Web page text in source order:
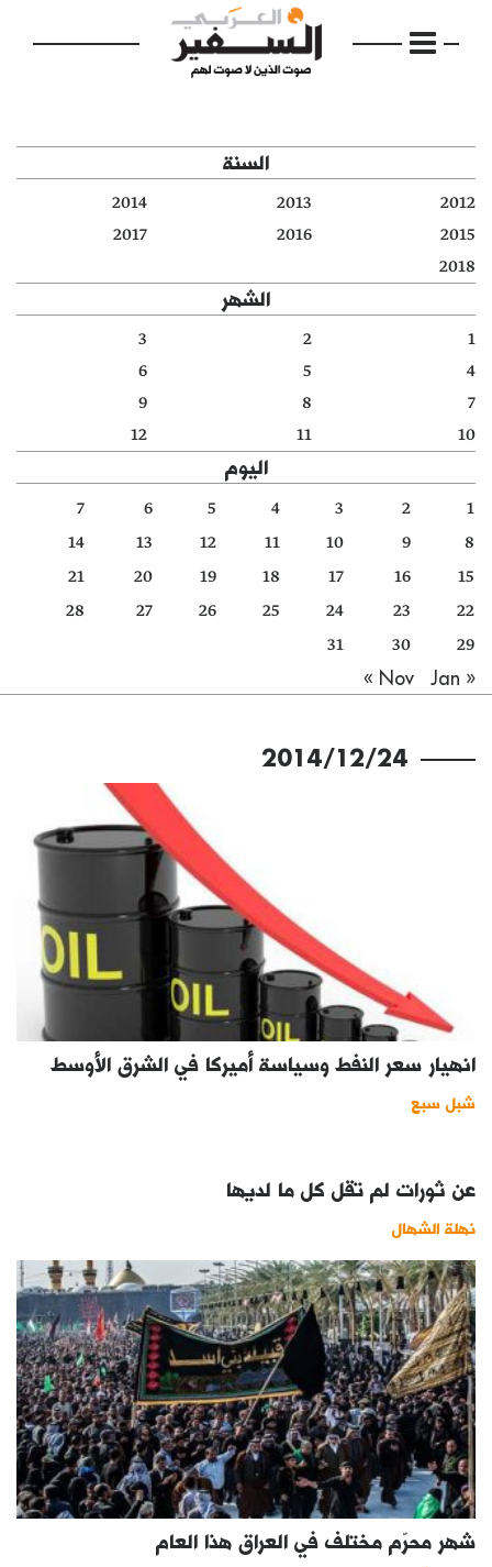
الرئيسية
مواضيع
دفاتر
الأرشيف
السنة
2012
2013
2014
2015
2016
2017
2018
الشهر
1
2
3
4
5
6
7
8
9
10
11
12
اليوم
1
2
3
4
5
6
7
8
9
10
11
12
13
14
15
16
17
18
19
20
21
22
23
24
25
26
27
28
29
30
31
« Nov
Jan »
2014/12/24
انهيار سعر النفط وسياسة أميركا في الشرق الأوسط
شبل سبع
عن ثورات لم تقل كل ما لديها
نهلة الشهال
شهر محرّم مختلف في العراق هذا العام